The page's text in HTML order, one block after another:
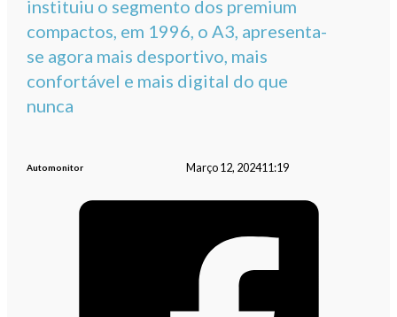
instituiu o segmento dos premium
compactos, em 1996, o A3, apresenta-
se agora mais desportivo, mais
confortável e mais digital do que
nunca
Automonitor Março 12, 202411:19